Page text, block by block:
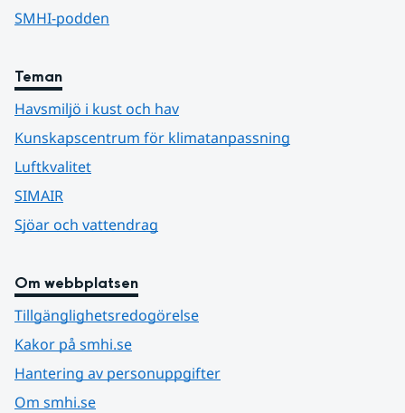
SMHI-podden
Teman
Havsmiljö i kust och hav
Kunskapscentrum för klimatanpassning
Luftkvalitet
SIMAIR
Sjöar och vattendrag
Om webbplatsen
Tillgänglighetsredogörelse
Kakor på smhi.se
Hantering av personuppgifter
Om smhi.se